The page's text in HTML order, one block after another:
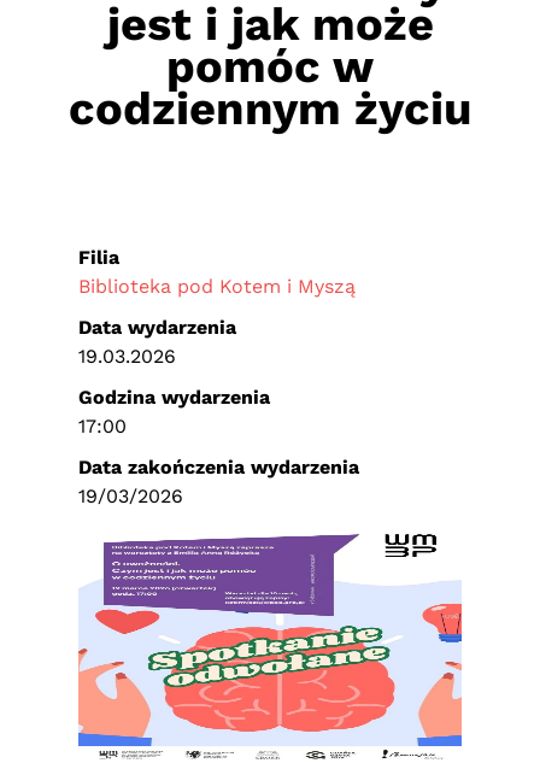
jest i jak może
pomóc w
codziennym życiu
Filia
Biblioteka pod Kotem i Myszą
Data wydarzenia
19.03.2026
Godzina wydarzenia
17:00
Data zakończenia wydarzenia
19/03/2026